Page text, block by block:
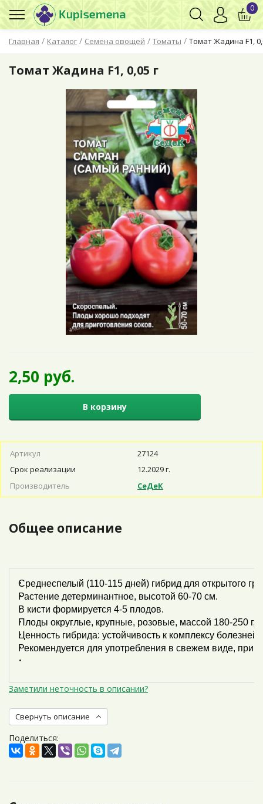
Главная / Каталог / Семена овощей / Томаты / Томат Жадина F1,
0
Томат Жадина F1, 0,05 г
2,50 руб.
В корзину
Артикул
27124
Срок реализации
12.2029 г.
Производитель
СеДеК
Общее описание
Среднеспелый (110-115 дней) гибрид для открытого
Растение детерминантное, высотой 60-70 см.
В кисти формируется 4-5 плодов.
Плоды округлые, крупные, розовые, массой 180-250 г,
Ценность гибрида: устойчивость к комплексу
Рекомендуется для употребления в свежем виде,
Заметили неточность в описании?
Свернуть описание
Поделиться: